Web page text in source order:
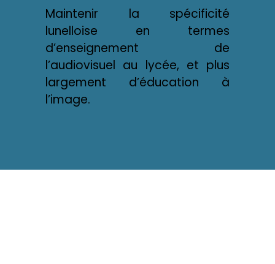
Maintenir la spécificité
lunelloise en termes
d’enseignement de
l’audiovisuel au lycée, et plus
largement d’éducation à
l’image.